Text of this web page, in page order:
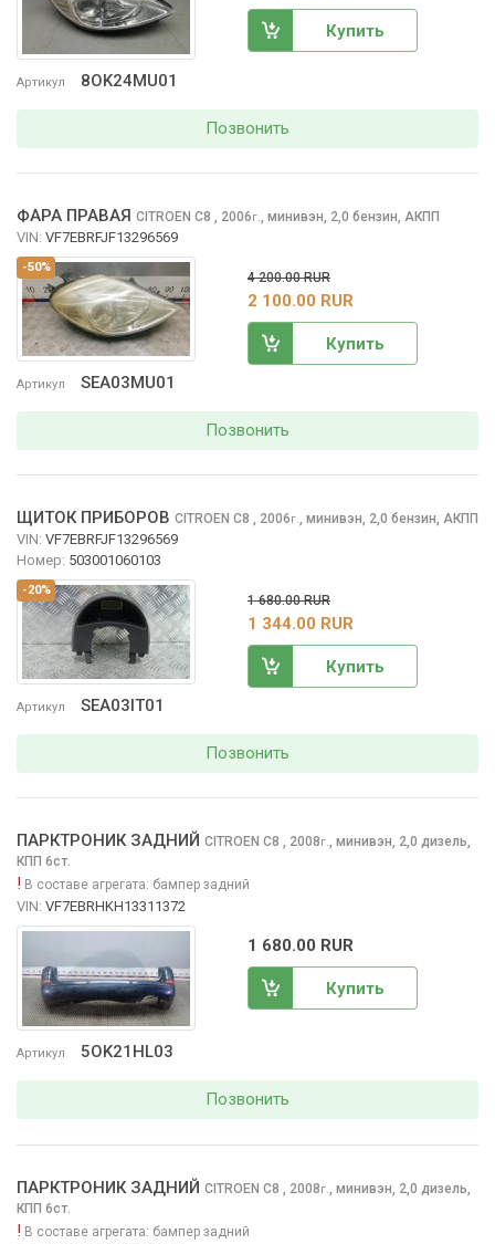
Артикул 8OK24MU01
Купить
Позвонить
-50%
Артикул SEA03MU01
ФАРА ПРАВАЯ CITROEN C8 , 2006г., минивэн, 2,0 бензин, АКПП
VIN: VF7EBRFJF13296569
4 200.00 RUR
2 100.00 RUR
Купить
Позвонить
-20%
Артикул SEA03IT01
ЩИТОК ПРИБОРОВ CITROEN C8 , 2006г., минивэн, 2,0 бензин, АКПП
VIN: VF7EBRFJF13296569
Номер: 503001060103
1 680.00 RUR
1 344.00 RUR
Купить
Позвонить
Артикул 5OK21HL03
ПАРКТРОНИК ЗАДНИЙ CITROEN C8 , 2008г., минивэн, 2,0 дизель,
КПП 6ст.
! В составе агрегата: бампер задний
VIN: VF7EBRHKH13311372
1 680.00 RUR
Купить
Позвонить
ПАРКТРОНИК ЗАДНИЙ CITROEN C8 , 2008г.
минивэн, 2,0 дизель,
КПП 6ст.
! В составе агрегата: бампер задний